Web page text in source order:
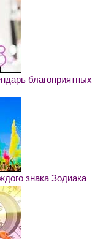
благоприятных
знака Зодиака